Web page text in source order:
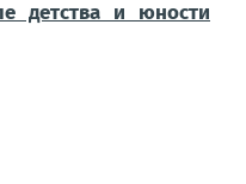
детства и юности